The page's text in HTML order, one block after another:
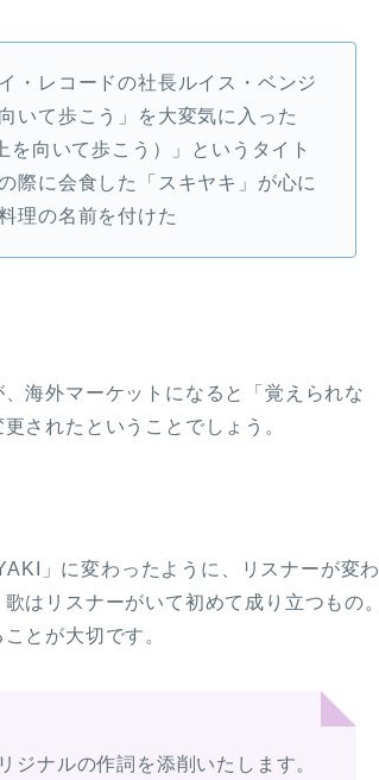
・レコードの社長ルイス・ベンジ
いて歩こう」を大変気に入った
向いて歩こう）」というタイト
際に会食した「スキヤキ」が心に
理の名前を付けた
海外マーケットになると「覚えられな
されたということでしょう。
」に変わったように、リスナーが変わ
はリスナーがいて初めて成り立つもの。
とが大切です。
ジナルの作詞を添削いたします。